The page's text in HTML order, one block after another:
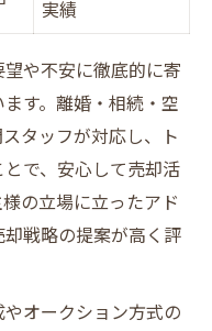
実績
や不安に徹底的に寄
す。離婚・相続・空
タッフが対応し、ト
で、安心して売却活
の立場に立ったアド
戦略の提案が高く評
オークション方式の